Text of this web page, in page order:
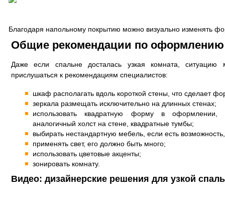
Благодаря напольному покрытию можно визуально изменять
Общие рекомендации по оформлению
Даже если спальне досталась узкая комната, ситуацию
прислушаться к рекомендациям специалистов:
шкаф располагать вдоль короткой стены, что сделает
зеркала размещать исключительно на длинных стенах;
использовать квадратную форму в оформлении,
аналогичный холст на стене, квадратные тумбы;
выбирать нестандартную мебель, если есть
применять свет, его должно быть много;
использовать цветовые акценты;
зонировать комнату.
Видео: дизайнерские решения для узкой